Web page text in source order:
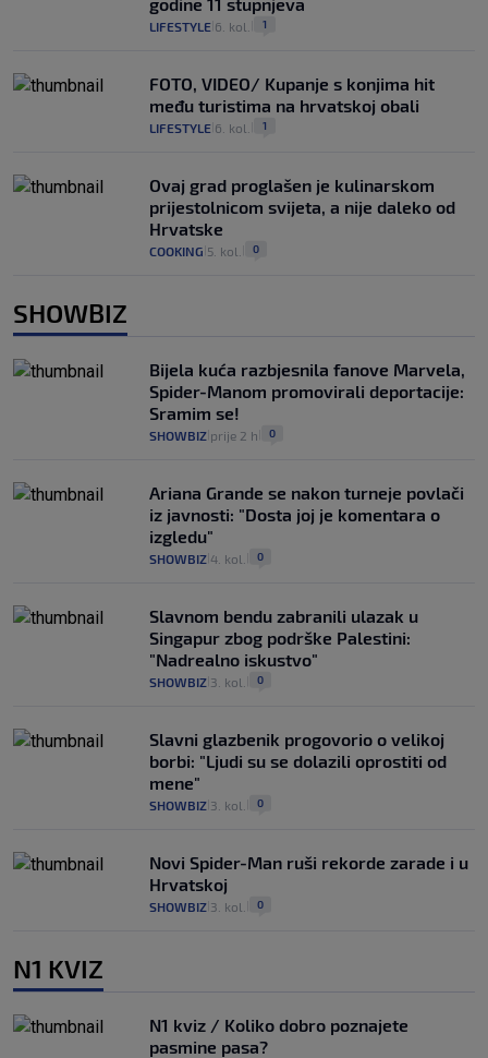
LIFESTYLE 6. kol. 1
FOTO, VIDEO/ Kupanje s konjima hit
među turistima na hrvatskoj obali
LIFESTYLE 6. kol. 1
Ovaj grad proglašen je kulinarskom
prijestolnicom svijeta, a nije daleko od
Hrvatske
COOKING 5. kol. 0
SHOWBIZ
Bijela kuća razbjesnila fanove Marvela,
Spider-Manom promovirali deportacije:
Sramim se!
SHOWBIZ prije 2 h 0
Ariana Grande se nakon turneje povlači
iz javnosti: "Dosta joj je komentara o
izgledu"
SHOWBIZ 4. kol. 0
Slavnom bendu zabranili ulazak u
Singapur zbog podrške Palestini:
"Nadrealno iskustvo"
SHOWBIZ 3. kol. 0
Slavni glazbenik progovorio o velikoj
borbi: "Ljudi su se dolazili oprostiti od
mene"
SHOWBIZ 3. kol. 0
Novi Spider-Man ruši rekorde zarade i u
Hrvatskoj
SHOWBIZ 3. kol. 0
N1 KVIZ
N1 kviz / Koliko dobro poznajete
pasmine pasa?